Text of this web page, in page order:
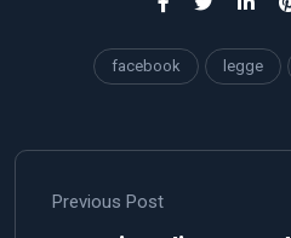
facebook legge
Previous Post